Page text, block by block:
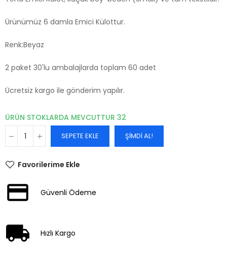
Ürünümüz 6 damla Emici Külottur.
Renk:Beyaz
2 paket 30'lu ambalajlarda toplam 60 adet
Ücretsiz kargo ile gönderim yapılır.
ÜRÜN STOKLARDA MEVCUTTUR 32
SEPETE EKLE ŞIMDI AL!
Favorilerime Ekle
Güvenli Ödeme
Hızlı Kargo